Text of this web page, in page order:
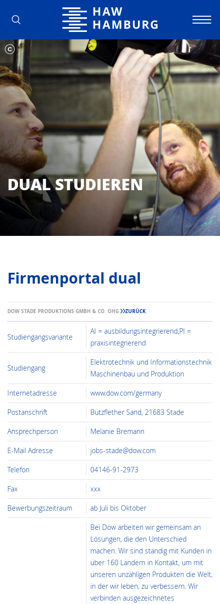
Hochschule für Angewandte
DUAL STUDIEREN
Firmenportal dual
DOW STADE PRODUKTIONS GMBH & CO. OHG ZURÜCK
Studiengangsvariante
AI = ausbildungsintegrierend,PI =
praxisintegrierend
Studiengang
Elektrotechnik und Informationstechnik
Maschinenbau und Produktion
Internetadresse www.dow.com/germany
Postanschrift Bützflether Sand, 21683 Stade
Ansprechperson Melanie Bremann
E-Mail Adresse jobs-stade@dow.com
Telefon 04146-91-2973
Fax xxx
Bewerbungszeitraum ab Juli bis Oktober
Bei Dow arbeiten wir gemeinsam an
Lösungen, die den Unterschied
machen. Wir sind ständig mit Kunden in
über 160 Ländern in Kontakt, um mit
unseren unzähligen Produkten die Welt,
in der wir leben, zu verbessern. Wir
verbinden ausgezeichnetes